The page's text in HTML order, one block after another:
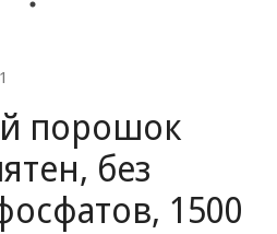
порошок
без
1500